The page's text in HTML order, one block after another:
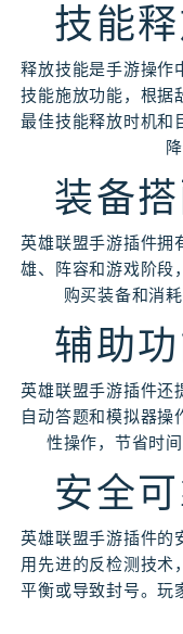
技能
释放技能是手游操作
技能施放功能，根据
最佳技能释放时机和
装备
英雄联盟手游插件拥
雄、阵容和游戏阶段
购买装备和消
辅助
英雄联盟手游插件还
自动答题和模拟器操
性操作，节省时
安全
英雄联盟手游插件的
用先进的反检测技术
平衡或导致封号。玩